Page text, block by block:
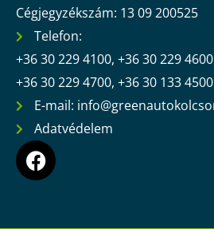
Cégjegyzékszám: 13 09 200525
Telefon:
+36 30 229 4100, +36 30 229 4600
+36 30 229 4700, +36 30 133 4500
E-mail:
Adatvédelem
F
a
c